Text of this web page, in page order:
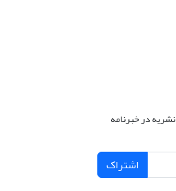
در خبرنامه
اشتراک